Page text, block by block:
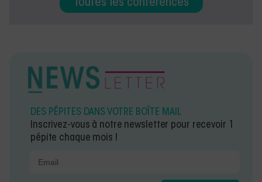
Toutes les conférences
DES PÉPITES DANS VOTRE BOÎTE MAIL
Inscrivez-vous à notre newsletter pour recevoir 1
pépite chaque mois !